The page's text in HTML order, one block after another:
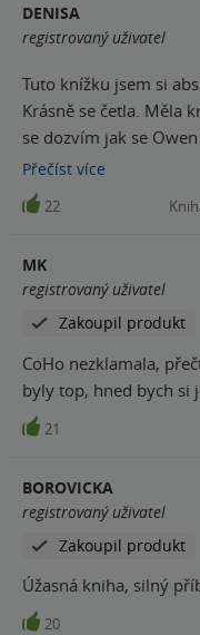
kdy clovek cte o
Wow. Jsem nadsena,
tohle musite precist
co predava.
DENISA
registrovaný uživatel
Tuto knížku jsem si
Krásně se četla. Měla
se dozvím jak se
bylo prostě ''wow''.
Přečíst více
22
MK
registrovaný uživatel
Zakoupil produkt
CoHo nezklamala,
byly top, hned bych si
21
BOROVICKA
registrovaný uživatel
Zakoupil produkt
Úžasná kniha, silný
20